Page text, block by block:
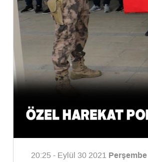
20:25 - Eylül 30 2021 Perşembe